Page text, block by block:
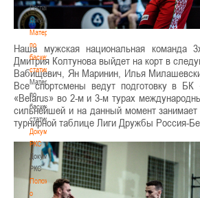
Регламентирующие
документы
Материалы
по
баскетбольной
статистике
Материалы
по
баскетбольной
статистике
Документы
РКС
Документы
РКС
Положение
о
Наша мужская национальная команда
Дмитрия Колтунова выйдет на корт в
Вабищевич, Ян Маринин, Илья
Все спортсмены ведут подготовку в
«Belarus» во 2-м и 3-м турах
сильнейшей и на данный момент
турнирной таблице Лиги Дружбы Россия-